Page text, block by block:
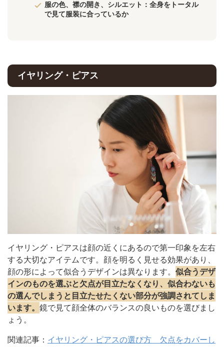
服の色、襟の開き、シルエット：全身をトータル
で見て服装に合っているか
イヤリング・ピアス
イヤリング・ピアスは顔の近くにあるので第一印象を左右
する大切なアイテムです。顔を明るく見せる効果があり、
顔の形によって似合うデザインは異なります。 似合うデザ
インのものを選ぶと欠点が目立たなくなり、似合わないも
の選んでしまうと目立たせたくない部分が強調されてしま
います。 鏡で見て顔全体のバランスの良いものを選びまし
ょう。
関連記事： イヤリング・ピアスの選び方 欠点をカバーし